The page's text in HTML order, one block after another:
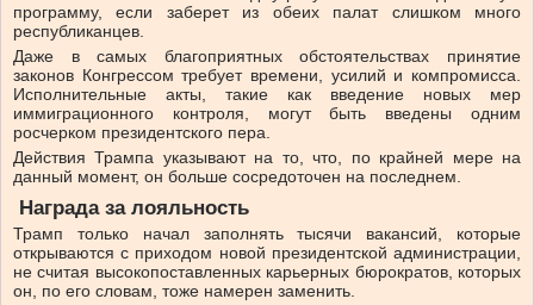
программу, если заберет из обеих палат слишком много
республиканцев.
Даже в самых благоприятных обстоятельствах принятие
законов Конгрессом требует времени, усилий и компромисса.
Исполнительные акты, такие как введение новых мер
иммиграционного контроля, могут быть введены одним
росчерком президентского пера.
Действия Трампа указывают на то, что, по крайней мере на
данный момент, он больше сосредоточен на последнем.
Награда за лояльность
Трамп только начал заполнять тысячи вакансий, которые
открываются с приходом новой президентской администрации,
не считая высокопоставленных карьерных бюрократов, которых
он, по его словам, тоже намерен заменить.